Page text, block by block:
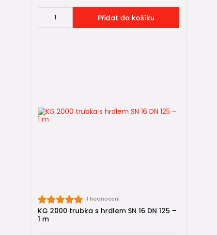
Přidat do košíku
1 hodnocení
KG 2000 trubka s hrdlem SN 16 DN 125 –
1 m